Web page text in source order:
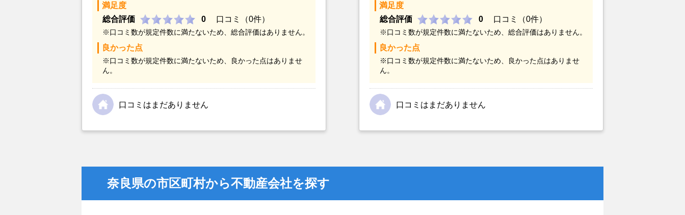
満足度
総合評価
0 口コミ（0件）
※口コミ数が規定件数に満たないため、総合評価はありません。
良かった点
※口コミ数が規定件数に満たないため、良かった点はありませ
ん。
口コミはまだありません
満足度
総合評価
0 口コミ（0件）
※口コミ数が規定件数に満たないため、総合評価はありません。
良かった点
※口コミ数が規定件数に満たないため、良かった点はありませ
ん。
口コミはまだありません
奈良県の市区町村から不動産会社を探す